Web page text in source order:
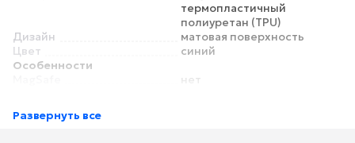
термопластичный
полиуретан (TPU)
Дизайн
матовая поверхность
Цвет
синий
Особенности
нет
Карман для пластиковых
Развернуть все